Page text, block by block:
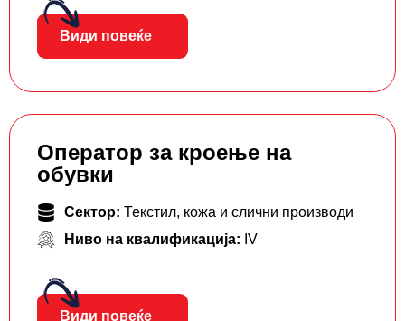
Види повеќе
Оператор за кроење на
обувки
Сектор: Текстил, кожа и слични производи
Ниво на квалификација: IV
Види повеќе